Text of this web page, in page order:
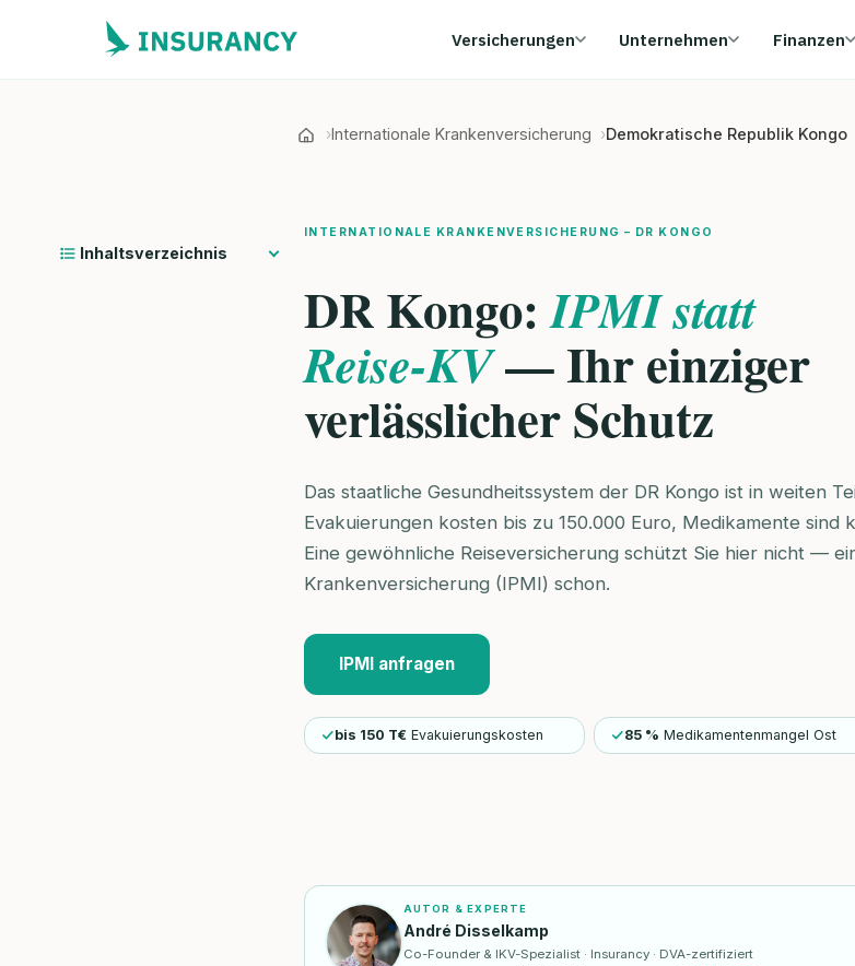
Versicherungen Unternehmen Finanzen
Internationale Krankenversicherung Demokratische Republik Kongo
INTERNATIONALE KRANKENVERSICHERUNG – DR KONGO
DR Kongo:IPMI statt
Reise-KV— Ihr einziger
verlässlicher Schutz
Das staatliche Gesundheitssystem der DR Kongo ist in weiten
Evakuierungen kosten bis zu 150.000 Euro, Medikamente sind
Eine gewöhnliche Reiseversicherung schützt Sie hier nicht —
Krankenversicherung (IPMI) schon.
IPMI anfragen
bis 150 T€ Evakuierungskosten 85 % Medikamentenmangel Ost
AUTOR & EXPERTE
André Disselkamp
Co-Founder & IKV-Spezialist · Insurancy · DVA-zertifiziert
Inhaltsverzeichnis